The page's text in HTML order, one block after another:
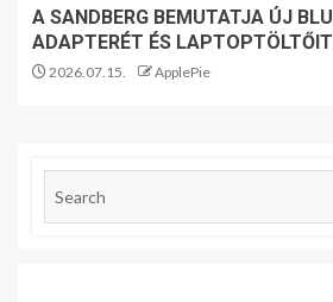
A SANDBERG BEMUTATJA ÚJ
ADAPTERÉT ÉS LAPTOPTÖLTŐIT
2026.07.15. ApplePie